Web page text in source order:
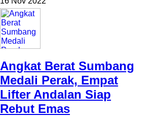
Angkat Berat Sumbang
Medali Perak, Empat
Lifter Andalan Siap
Rebut Emas